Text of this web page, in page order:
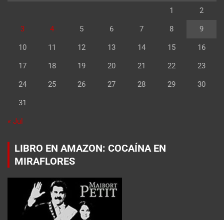
1 2
3 4 5 6 7 8 9
10 11 12 13 14 15 16
17 18 19 20 21 22 23
24 25 26 27 28 29 30
31
« Jul
LIBRO EN AMAZON: COCAÍNA EN
MIRAFLORES